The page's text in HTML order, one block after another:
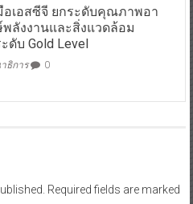
อเอสซีจี ยกระดับคุณภาพอา
ลังงานและสิ่งแวดล้อม
ดับ Gold Level
ธิการ 0
Required fields are marked